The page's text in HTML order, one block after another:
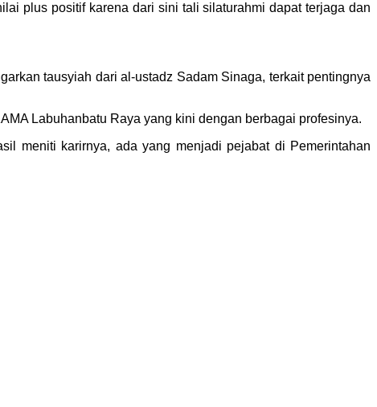
plus positif karena dari sini tali silaturahmi dapat terjaga dan
tausyiah dari al-ustadz Sadam Sinaga, terkait pentingnya
Labuhanbatu Raya yang kini dengan berbagai profesinya.
meniti karirnya, ada yang menjadi pejabat di Pemerintahan